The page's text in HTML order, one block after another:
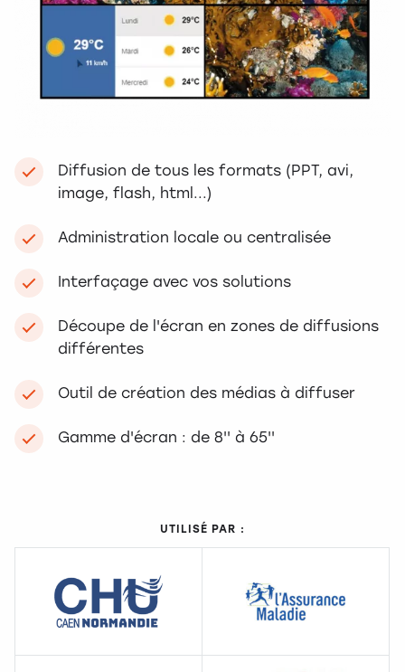
Diffusion de tous les formats (PPT, avi,
image, flash, html...)
Administration locale ou centralisée
Interfaçage avec vos solutions
Découpe de l'écran en zones de diffusions
différentes
Outil de création des médias à diffuser
Gamme d'écran : de 8'' à 65''
UTILISÉ PAR :